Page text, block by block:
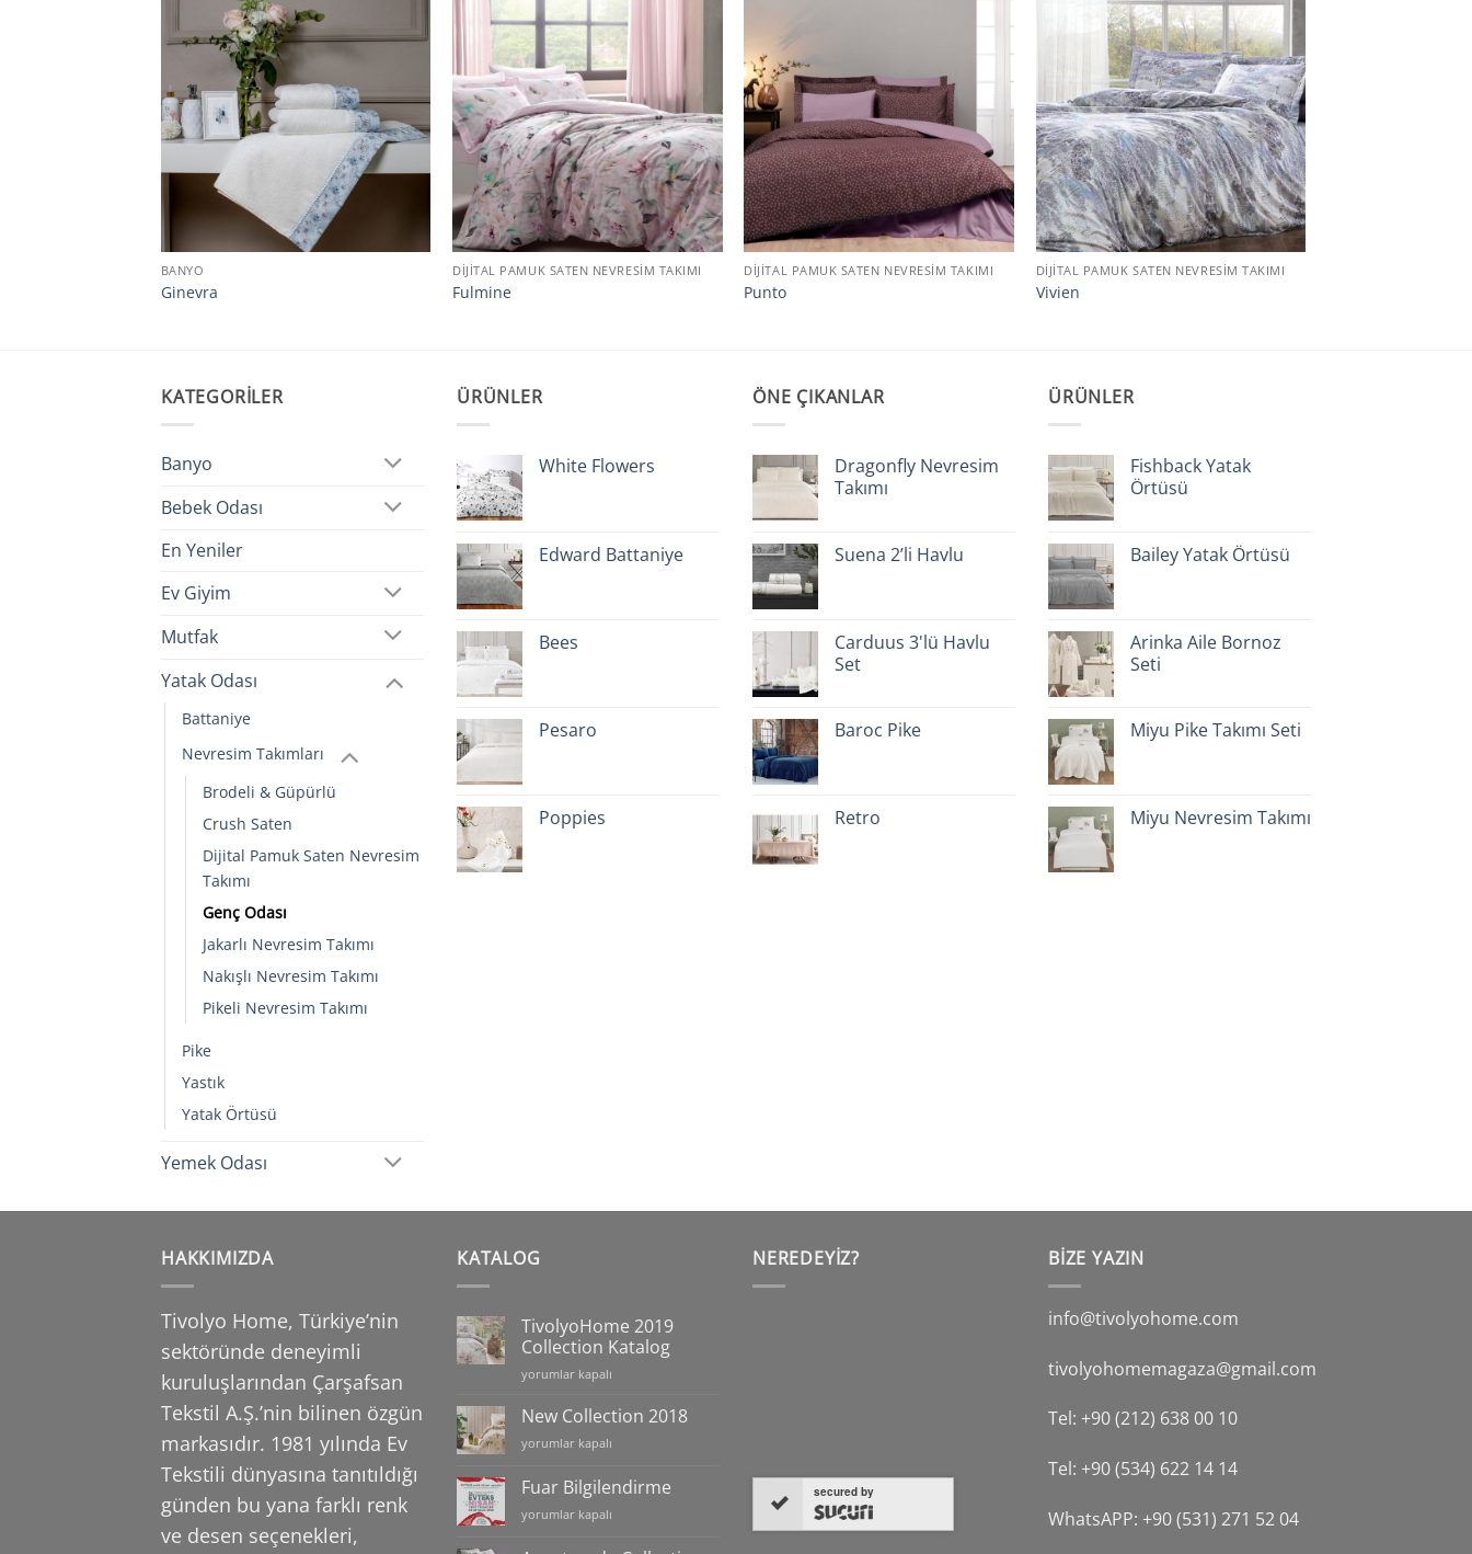
BANYO
Ginevra
DIJITAL PAMUK SATEN NEVRESIM TAKIMI
Fulmine
DIJITAL PAMUK SATEN NEVRESIM TAKIMI
Punto
DIJITAL PAMUK SATEN NEVRESIM TAKIMI
Vivien
KATEGORILER
Banyo
Bebek Odası
En Yeniler
Ev Giyim
Mutfak
Yatak Odası
Battaniye
Nevresim Takımları
Brodeli & Güpürlü
Crush Saten
Dijital Pamuk Saten Nevresim
Takımı
Genç Odası
Jakarlı Nevresim Takımı
Nakışlı Nevresim Takımı
Pikeli Nevresim Takımı
Pike
Yastık
Yatak Örtüsü
Yemek Odası
ÜRÜNLER
White Flowers
Edward Battaniye
Bees
Pesaro
Poppies
ÖNE ÇIKANLAR
Dragonfly Nevresim
Takımı
Suena 2’li Havlu
Carduus 3'lü Havlu
Set
Baroc Pike
Retro
ÜRÜNLER
Fishback Yatak
Örtüsü
Bailey Yatak Örtüsü
Arinka Aile Bornoz
Seti
Miyu Pike Takımı Seti
Miyu Nevresim Takımı
HAKKIMIZDA
Tivolyo Home, Türkiye’nin
sektöründe deneyimli
kuruluşlarından Çarşafsan
Tekstil A.Ş.’nin bilinen özgün
markasıdır. 1981 yılında Ev
Tekstili dünyasına tanıtıldığı
günden bu yana farklı renk
ve desen seçenekleri,
KATALOG
TivolyoHome 2019
Collection Katalog
TivolyoHome
Collection
Katalog
için
yorumlar kapalı
New Collection 2018
New
2018
için
yorumlar kapalı
Fuar Bilgilendirme
Fuar
için
yorumlar kapalı
NEREDEYIZ?
secured by
BİZE YAZIN
info@tivolyohome.com
tivolyohomemagaza@gmail.com
Tel: +90 (212) 638 00 10
Tel: +90 (534) 622 14 14
WhatsAPP: +90 (531) 271 52 04